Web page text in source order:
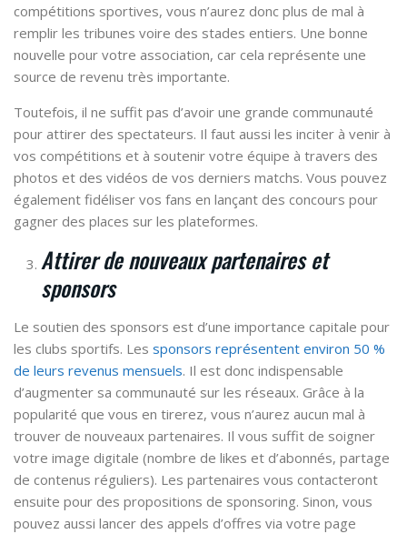
compétitions sportives, vous n’aurez donc plus de mal à
remplir les tribunes voire des stades entiers. Une bonne
nouvelle pour votre association, car cela représente une
source de revenu très importante.
Toutefois, il ne suffit pas d’avoir une grande communauté
pour attirer des spectateurs. Il faut aussi les inciter à venir à
vos compétitions et à soutenir votre équipe à travers des
photos et des vidéos de vos derniers matchs. Vous pouvez
également fidéliser vos fans en lançant des concours pour
gagner des places sur les plateformes.
Attirer de nouveaux partenaires et
sponsors
Le soutien des sponsors est d’une importance capitale pour
les clubs sportifs. Les sponsors représentent environ 50 %
de leurs revenus mensuels. Il est donc indispensable
d’augmenter sa communauté sur les réseaux. Grâce à la
popularité que vous en tirerez, vous n’aurez aucun mal à
trouver de nouveaux partenaires. Il vous suffit de soigner
votre image digitale (nombre de likes et d’abonnés, partage
de contenus réguliers). Les partenaires vous contacteront
ensuite pour des propositions de sponsoring. Sinon, vous
pouvez aussi lancer des appels d’offres via votre page